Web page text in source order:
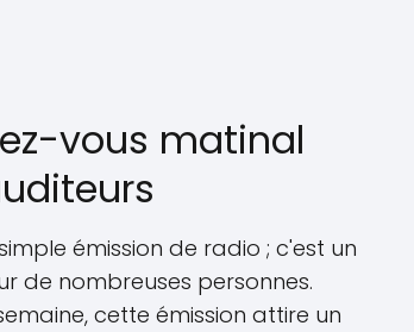
vous matinal
émission de radio ; c'est un
de nombreuses personnes.
cette émission attire un